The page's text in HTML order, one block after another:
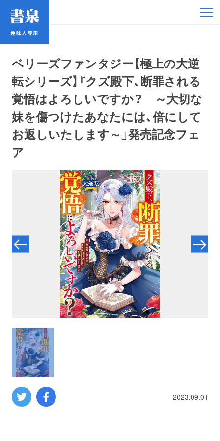
趣味人専用
ベリーズファンタジー【極上の大逆
転シリーズ】『クズ殿下、断罪される
覚悟はよろしいですか？ ～大切な
妹を傷つけたあなたには、倍にして
お返しいたします～』発売記念フェ
ア
2023.09.01
趣味人専用
アイドル
鉄道・バス
コミック・ラノベ
プロレス
コンピューター
ミリタリー
その他
フェア